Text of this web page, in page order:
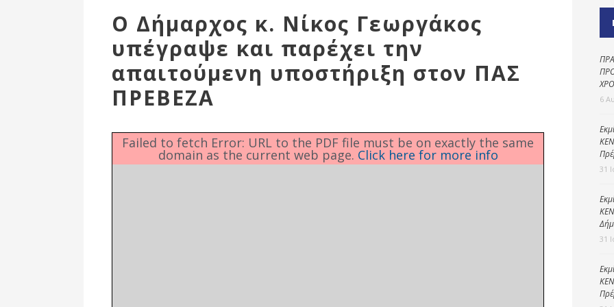
Δημοτικές
Ενότητες
Γραφείο εσόδων
προστασία
Ο Δήμαρχος κ. Νίκος Γεωργάκος
υπέγραψε και παρέχει την
απαιτούμενη υποστήριξη στον ΠΑΣ
ΠΡΕΒΕΖΑ
Failed to fetch Error: URL to the PDF file must be on exactly the same
domain as the current web page. Click here for more info
6
31
31